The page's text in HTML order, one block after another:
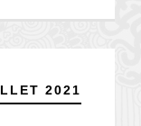
2021